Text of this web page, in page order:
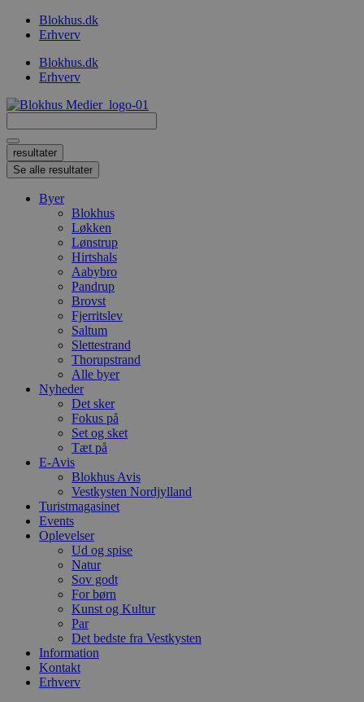
VidereBlokhus.dk
Erhverv
Blokhus.dk
Erhverv
...
resultater
Se alle resultater
Byer
Blokhus
Løkken
Lønstrup
Hirtshals
Aabybro
Pandrup
Brovst
Fjerritslev
Saltum
Slettestrand
Thorupstrand
Alle byer
Nyheder
Det sker
Fokus på
Set og sket
Tæt på
E-Avis
Blokhus Avis
Vestkysten Nordjylland
Turistmagasinet
Events
Oplevelser
Ud og spise
Natur
Sov godt
For børn
Kunst og Kultur
Par
Det bedste fra Vestkysten
Information
Kontakt
Erhverv